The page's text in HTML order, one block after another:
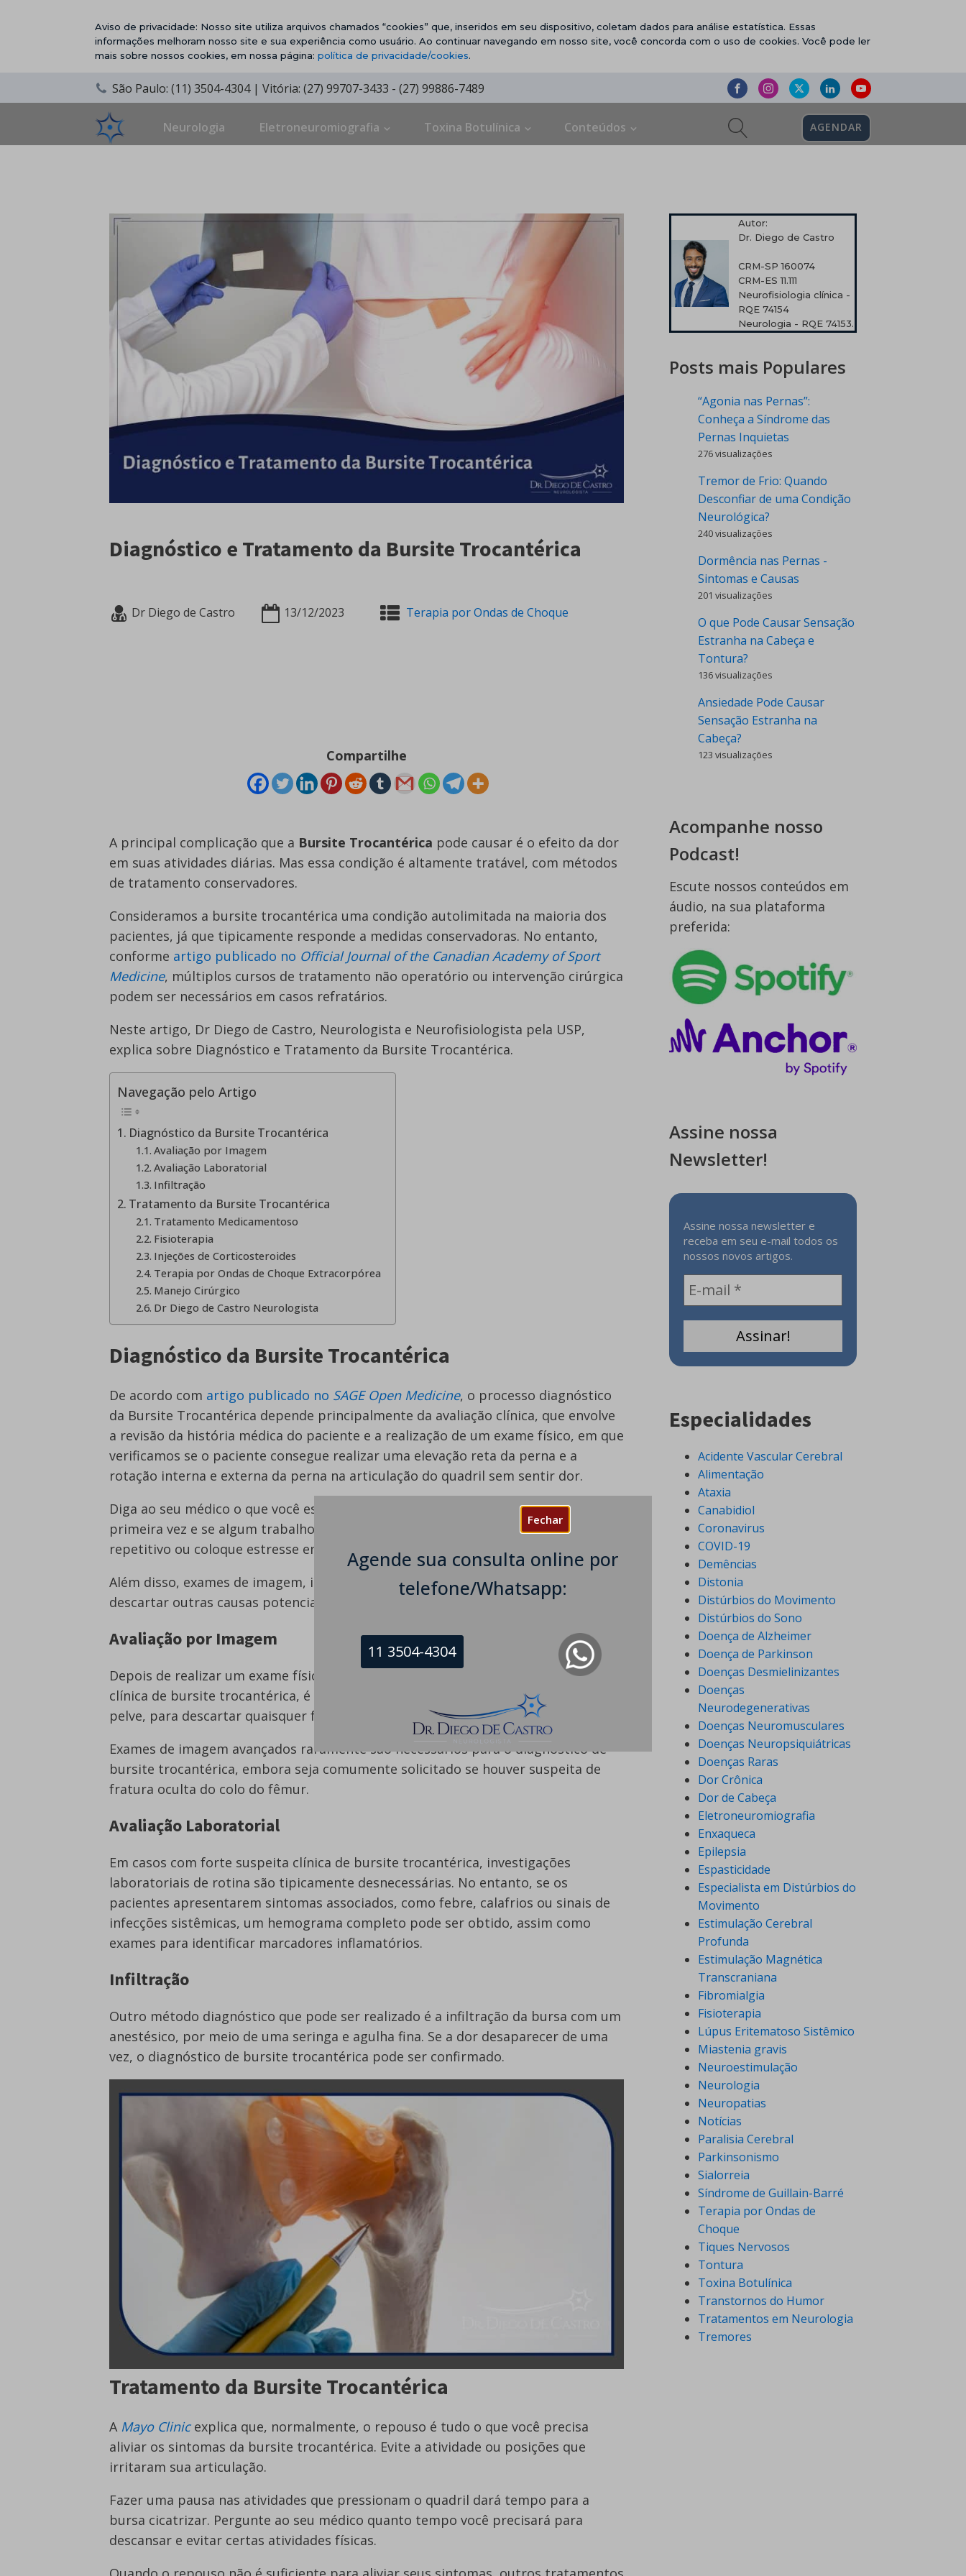
Fechar
Agende sua consulta online por
telefone/Whatsapp:
11 3504-4304
Aviso de privacidade: Nosso site utiliza arquivos chamados “cookies” que, inseridos em seu dispositivo, coletam dados para análise estatística. Essas
informações melhoram nosso site e sua experiência como usuário. Ao continuar navegando em nosso site, você concorda com o uso de cookies. Você pode ler
mais sobre nossos cookies, em nossa página: política de privacidade/cookies.
São Paulo: (11) 3504-4304 | Vitória: (27) 99707-3433 - (27) 99886-7489
Neurologia Eletroneuromiografia Toxina Botulínica Conteúdos AGENDAR
Diagnóstico e Tratamento da Bursite Trocantérica
Dr Diego de Castro 13/12/2023 Terapia por Ondas de Choque
Compartilhe
A principal complicação que a Bursite Trocantérica pode causar é o efeito da dor
em suas atividades diárias. Mas essa condição é altamente tratável, com métodos
de tratamento conservadores.
Consideramos a bursite trocantérica uma condição autolimitada na maioria dos
pacientes, já que tipicamente responde a medidas conservadoras. No entanto,
conforme artigo publicado no Official Journal of the Canadian Academy of Sport
Medicine, múltiplos cursos de tratamento não operatório ou intervenção cirúrgica
podem ser necessários em casos refratários.
Neste artigo, Dr Diego de Castro, Neurologista e Neurofisiologista pela USP,
explica sobre Diagnóstico e Tratamento da Bursite Trocantérica.
Navegação pelo Artigo
Diagnóstico da Bursite Trocantérica
Avaliação por Imagem
Avaliação Laboratorial
Infiltração
Tratamento da Bursite Trocantérica
Tratamento Medicamentoso
Fisioterapia
Injeções de Corticosteroides
Terapia por Ondas de Choque Extracorpórea
Manejo Cirúrgico
Dr Diego de Castro Neurologista
Diagnóstico da Bursite Trocantérica
De acordo com artigo publicado no SAGE Open Medicine, o processo diagnóstico
da Bursite Trocantérica depende principalmente da avaliação clínica, que envolve
a revisão da história médica do paciente e a realização de um exame físico, em que
verificamos se o paciente consegue realizar uma elevação reta da perna e a
rotação interna e externa da perna na articulação do quadril sem sentir dor.
Diga ao seu médico o que você estava fazendo antes de notar os sintomas pela
primeira vez e se algum trabalho ou hobbie exige que você faça um movimento
repetitivo ou coloque estresse em seus quadris.
Além disso, exames de imagem, incluindo radiografias simples, são essenciais para
descartar outras causas potenciais de desconforto no quadril.
Avaliação por Imagem
Depois de realizar um exame físico completo em pacientes com forte suspeita
clínica de bursite trocantérica, é aconselhável obter radiografias do quadril e da
pelve, para descartar quaisquer fraturas associadas ou anormalidades ósseas.
Exames de imagem avançados raramente são necessários para o diagnóstico de
bursite trocantérica, embora seja comumente solicitado se houver suspeita de
fratura oculta do colo do fêmur.
Avaliação Laboratorial
Em casos com forte suspeita clínica de bursite trocantérica, investigações
laboratoriais de rotina são tipicamente desnecessárias. No entanto, se os
pacientes apresentarem sintomas associados, como febre, calafrios ou sinais de
infecções sistêmicas, um hemograma completo pode ser obtido, assim como
exames para identificar marcadores inflamatórios.
Infiltração
Outro método diagnóstico que pode ser realizado é a infiltração da bursa com um
anestésico, por meio de uma seringa e agulha fina. Se a dor desaparecer de uma
vez, o diagnóstico de bursite trocantérica pode ser confirmado.
Tratamento da Bursite Trocantérica
A Mayo Clinicexplica que, normalmente, o repouso é tudo o que você precisa
aliviar os sintomas da bursite trocantérica. Evite a atividade ou posições que
irritaram sua articulação.
Fazer uma pausa nas atividades que pressionam o quadril dará tempo para a
bursa cicatrizar. Pergunte ao seu médico quanto tempo você precisará para
descansar e evitar certas atividades físicas.
Autor:
Dr. Diego de Castro
CRM-SP 160074
CRM-ES 11.111
Neurofisiologia clínica -
RQE 74154
Neurologia - RQE 74153.
Posts mais Populares
“Agonia nas Pernas”:
Conheça a Síndrome das
Pernas Inquietas
276 visualizações
Tremor de Frio: Quando
Desconfiar de uma Condição
Neurológica?
240 visualizações
Dormência nas Pernas -
Sintomas e Causas
201 visualizações
O que Pode Causar Sensação
Estranha na Cabeça e
Tontura?
136 visualizações
Ansiedade Pode Causar
Sensação Estranha na
Cabeça?
123 visualizações
Acompanhe nosso
Podcast!
Escute nossos conteúdos em
áudio, na sua plataforma
preferida:
Assine nossa
Newsletter!
Assine nossa newsletter e
receba em seu e-mail todos os
nossos novos artigos.
Especialidades
Acidente Vascular Cerebral
Alimentação
Ataxia
Canabidiol
Coronavirus
COVID-19
Demências
Distonia
Distúrbios do Movimento
Distúrbios do Sono
Doença de Alzheimer
Doença de Parkinson
Doenças Desmielinizantes
Doenças
Neurodegenerativas
Doenças Neuromusculares
Doenças Neuropsiquiátricas
Doenças Raras
Dor Crônica
Dor de Cabeça
Eletroneuromiografia
Enxaqueca
Epilepsia
Espasticidade
Especialista em Distúrbios do
Movimento
Estimulação Cerebral
Profunda
Estimulação Magnética
Transcraniana
Fibromialgia
Fisioterapia
Lúpus Eritematoso Sistêmico
Miastenia gravis
Neuroestimulação
Neurologia
Neuropatias
Notícias
Paralisia Cerebral
Parkinsonismo
Sialorreia
Síndrome de Guillain-Barré
Terapia por Ondas de
Choque
Tiques Nervosos
Tontura
Toxina Botulínica
Transtornos do Humor
Tratamentos em Neurologia
Tremores